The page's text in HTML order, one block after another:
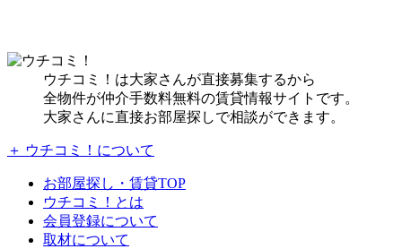
ウチコミ！は大家さんが直接募集するから
全物件が仲介手数料無料の賃貸情報サイトです。
大家さんに直接お部屋探しで相談ができます。
＋ ウチコミ！について
お部屋探し・賃貸TOP
ウチコミ！とは
会員登録について
取材について